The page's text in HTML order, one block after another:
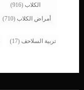
الكلاب (916)
أمراض الكلاب (710)
تربية السلاحف (17)